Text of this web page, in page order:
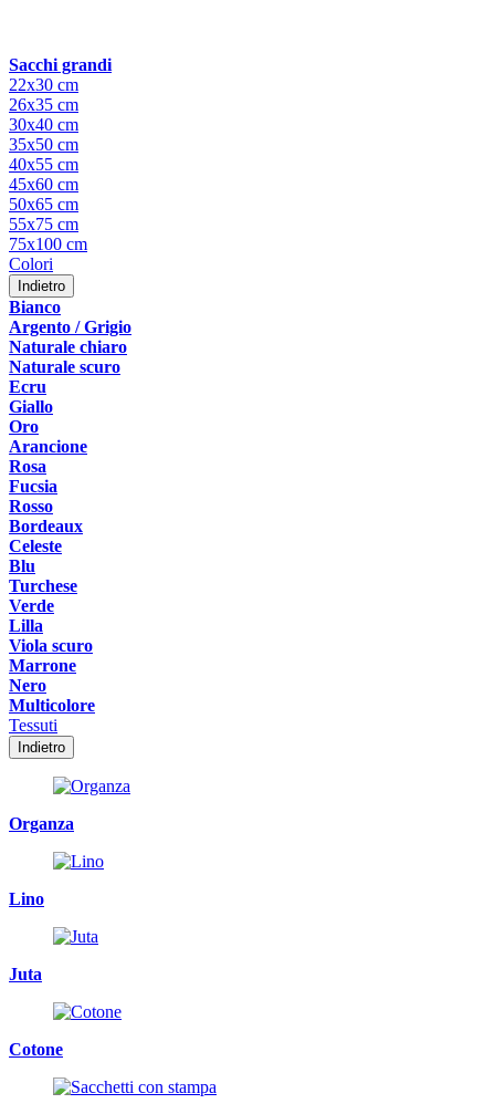
Sacchi grandi
22x30 cm
26x35 cm
30x40 cm
35x50 cm
40x55 cm
45x60 cm
50x65 cm
55x75 cm
75x100 cm
Colori
Indietro
Bianco
Argento / Grigio
Naturale chiaro
Naturale scuro
Ecru
Giallo
Oro
Arancione
Rosa
Fucsia
Rosso
Bordeaux
Celeste
Blu
Turchese
Verde
Lilla
Viola scuro
Marrone
Nero
Multicolore
Tessuti
Indietro
Organza
Lino
Juta
Cotone